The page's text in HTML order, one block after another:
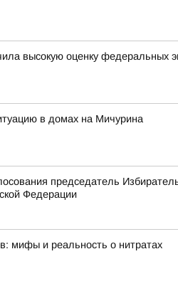
высокую оценку федеральных
в домах на Мичурина
председатель
Федерации
мифы и реальность о нитратах